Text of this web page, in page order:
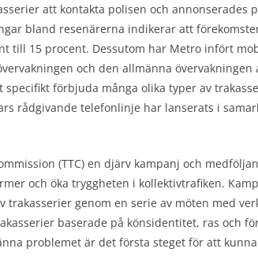
att kontakta polisen och annonserades
bland resenärerna indikerar att
till 15 procent. Dessutom har Metro infört
och den allmänna
förbjuda många olika typer av
rådgivande telefonlinje har lanserats i
(TTC) en djärv kampanj och
och öka tryggheten i kollektivtrafiken.
trakasserier genom en serie av möten med
baserade på könsidentitet, ras och
problemet är det första steget för att